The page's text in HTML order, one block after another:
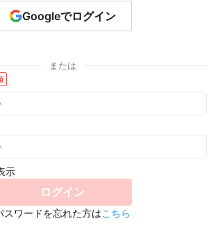
Googleでログイン
または
示
ログイン
スワードを忘れた方はこちら